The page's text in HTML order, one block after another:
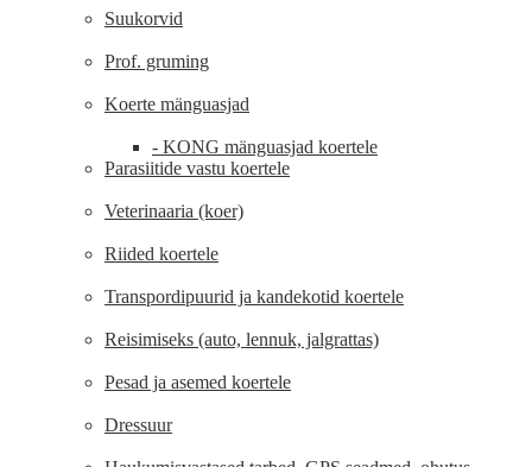
Suukorvid
Prof. gruming
Koerte mänguasjad
- KONG mänguasjad koertele
Parasiitide vastu koertele
Veterinaaria (koer)
Riided koertele
Transpordipuurid ja kandekotid koertele
Reisimiseks (auto, lennuk, jalgrattas)
Pesad ja asemed koertele
Dressuur